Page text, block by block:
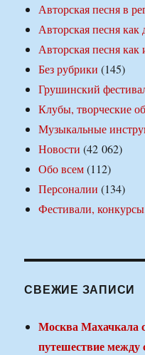
Авторская песня в
Авторская песня
Авторская песня как
Без рубрики (145)
Грушинский
Клубы, творческие
Музыкальные
Новости (42 062)
Обо всем(112)
Персоналии (134)
Фестивали,
СВЕЖИЕ ЗАПИСИ
Москва Махачкала
путешествие между